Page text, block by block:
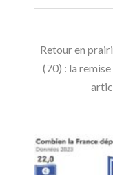
Retour en
(70) : la